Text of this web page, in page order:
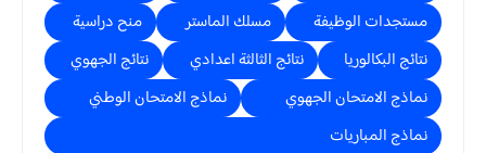
مستجدات الوظيفة
مسلك الماستر
منح دراسية
نتائج البكالوريا
نتائج الثالثة اعدادي
نتائج الجهوي
نماذج الامتحان الجهوي
نماذج الامتحان الوطني
نماذج المباريات